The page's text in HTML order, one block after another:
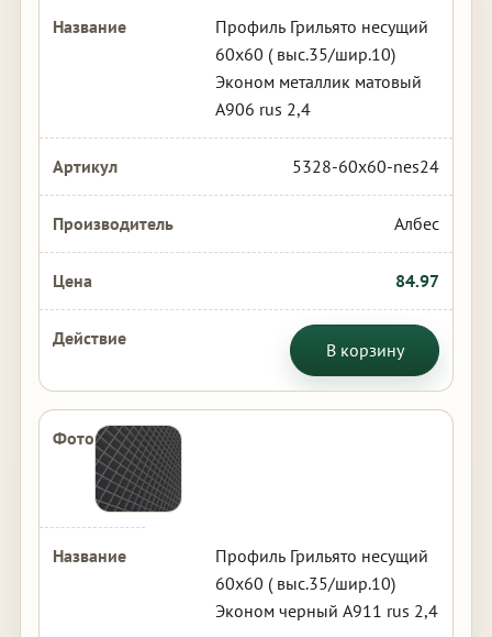
Профиль Грильято несущий
60х60 ( выс.35/шир.10)
Эконом металлик матовый
А906 rus 2,4
5328-60x60-nes24
Албес
84.97
В корзину
Профиль Грильято несущий
60х60 ( выс.35/шир.10)
Эконом черный А911 rus 2,4